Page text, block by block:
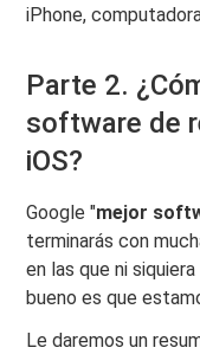
iPhone,
Parte 2.
software de
iOS?
Google "mejor
terminarás con
en las que ni
bueno es que
Le daremos un